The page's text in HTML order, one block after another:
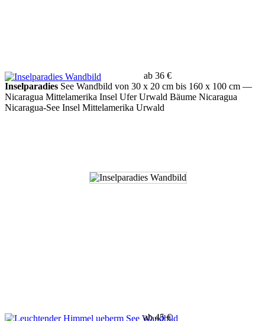
ab 36 €
Inselparadies See Wandbild von 30 x 20 cm bis 160 x 100 cm —
Nicaragua Mittelamerika Insel Ufer Urwald Bäume Nicaragua
Nicaragua-See Insel Mittelamerika Urwald
ab 45 €